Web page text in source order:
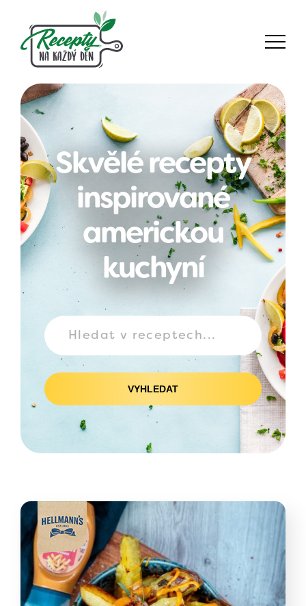
Skvělé recepty
inspirované
americkou
kuchyní
VYHLEDAT